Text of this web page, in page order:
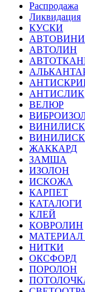
Распродажа
Ликвидация
КУСКИ
АВТОЛИН
АНТИСЛИК
ВЕЛЮР
ЖАККАРД
ЗАМША
ИЗОЛОН
ИСКОЖА
КАРПЕТ
КАТАЛОГИ
КЛЕЙ
КОВРОЛИН
МАТЕРИАЛ
НИТКИ
ОКСФОРД
ПОРОЛОН